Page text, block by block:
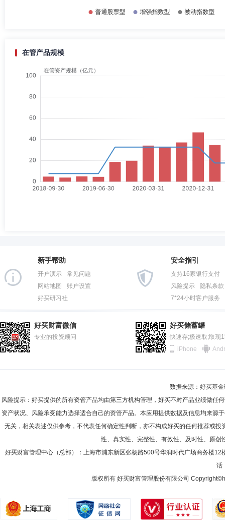
在管产品规模
新手帮助
开户演示
常见问题
网站地图
账户设置
好买研习社
安全指引
支持16家银行支付
风险提示
隐私条款
7*24小时客户服务
好买财富微信
专业的投资顾问
好买储蓄罐
快速存;极速取;取现
iPhone
数据来源：好买基
风险提示：好买提供的所有资管产品均由第三方机构管理，好买不对产品业绩做
资产状况、风险承受能力选择适合自己的资管产品。本应用提供数据及信息均来
无关，相关表述仅供参考，不代表任何确定性判断，亦不构成好买的任何推荐或
性、真实性、完整性、有效性、及时性、原
好买财富管理中心（总部）：上海市浦东新区张杨路500号华润时代广场商务楼12
话
版权所有 好买财富管理股份有限公司